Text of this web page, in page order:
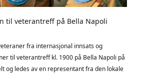
til veterantreff på Bella Napoli
fra internasjonal innsats og
til veterantreff kl. 1900 på Bella Napoli på
og ledes av en representant fra den lokale